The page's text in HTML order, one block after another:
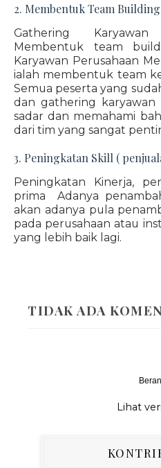
2. Membentuk Team
Gathering
Membentuk team
Karyawan Perusahaan
ialah membentuk team
Semua peserta yang
dan gathering karyawan
sadar dan memahami
dari tim yang sangat
3. Peningkatan Skill (
Peningkatan Kinerja,
prima Adanya
akan adanya pula
pada perusahaan atau
yang lebih baik lagi.
TIDAK ADA
Lihat